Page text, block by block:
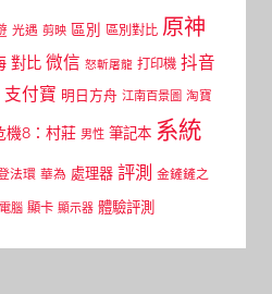
光遇 剪映 區別 區別對比 原神
對比 微信 怒斬屠龍 打印機 抖音
支付寶 明日方舟 江南百景圖 淘寶
機8：村莊 男性 筆記本 系統
法環 華為 處理器 評測 金鏟鏟之
電腦 顯卡 顯示器 體驗評測